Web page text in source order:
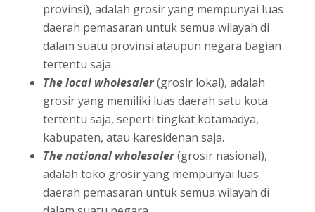
provinsi), adalah grosir yang mempunyai luas
daerah pemasaran untuk semua wilayah di
dalam suatu provinsi ataupun negara bagian
tertentu saja.
The local wholesaler(grosir lokal), adalah
grosir yang memiliki luas daerah satu kota
tertentu saja, seperti tingkat kotamadya,
kabupaten, atau karesidenan saja.
The national wholesaler(grosir nasional),
adalah toko grosir yang mempunyai luas
daerah pemasaran untuk semua wilayah di